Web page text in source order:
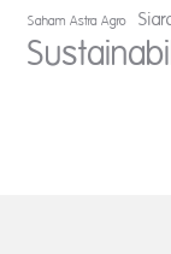
Saham Astra Agro